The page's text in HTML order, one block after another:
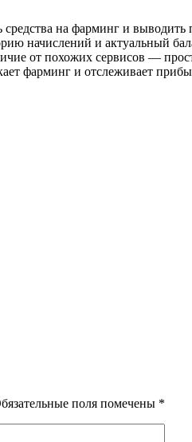
средства на фарминг и
начислений и актуальный
от похожих сервисов —
фарминг и отслеживает
поля помечены *